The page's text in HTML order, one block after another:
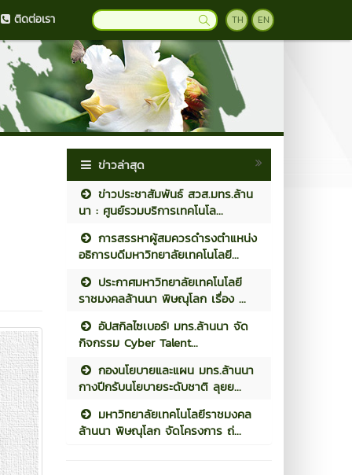
ติดต่อเรา TH EN
ข่าวล่าสุด
ข่าวประชาสัมพันธ์ สวส.มทร.ล้าน
นา : ศูนย์รวมบริการเทคโนโล...
การสรรหาผู้สมควรดำรงตำแหน่ง
อธิการบดีมหาวิทยาลัยเทคโนโลยี...
ประกาศมหาวิทยาลัยเทคโนโลยี
ราชมงคลล้านนา พิษณุโลก เรื่อง ...
อัปสกิลไซเบอร์! มทร.ล้านนา จัด
กิจกรรม Cyber Talent...
กองนโยบายและแผน มทร.ล้านนา
กางปีกรับนโยบายระดับชาติ ลุยย...
มหาวิทยาลัยเทคโนโลยีราชมงคล
ล้านนา พิษณุโลก จัดโครงการ ถ่...